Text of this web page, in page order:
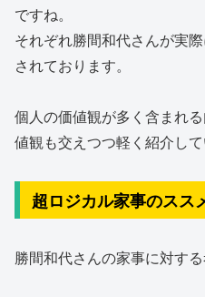
ですね。
それぞれ勝間和代さんが実
されております。
個人の価値観が多く含まれ
値観も交えつつ軽く紹介して
超ロジカル家事のスス
勝間和代さんの家事に対す